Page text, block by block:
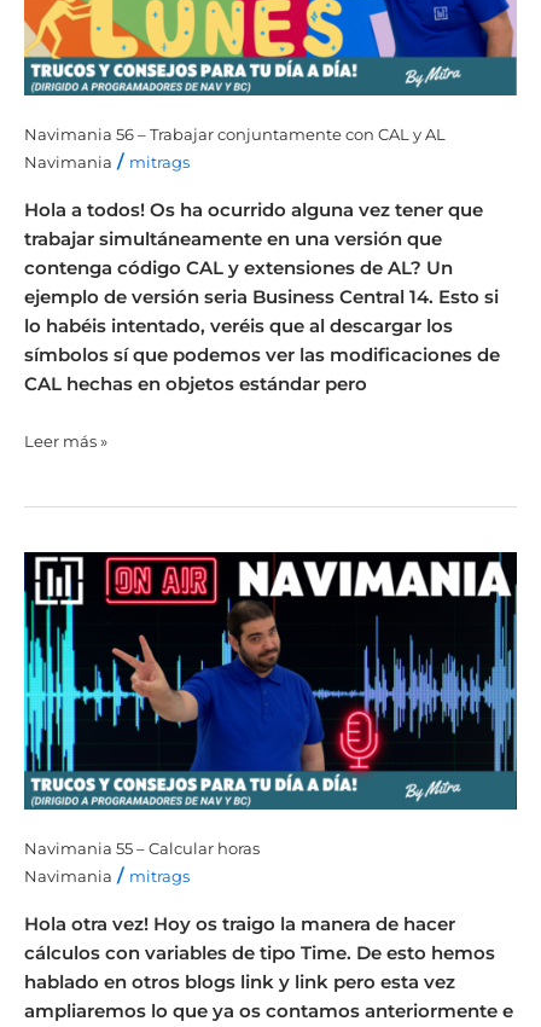
Navimania 56 – Trabajar conjuntamente con CAL y AL
Navimania / mitrags
Hola a todos! Os ha ocurrido alguna vez tener que
trabajar simultáneamente en una versión que
contenga código CAL y extensiones de AL? Un
ejemplo de versión seria Business Central 14. Esto si
lo habéis intentado, veréis que al descargar los
símbolos sí que podemos ver las modificaciones de
CAL hechas en objetos estándar pero
CAL
y
AL
Leer más »
Navimania 55 – Calcular horas
Navimania / mitrags
Hola otra vez! Hoy os traigo la manera de hacer
cálculos con variables de tipo Time. De esto hemos
hablado en otros blogs link y link pero esta vez
ampliaremos lo que ya os contamos anteriormente e
Navimania
55
–
Calcular
horas